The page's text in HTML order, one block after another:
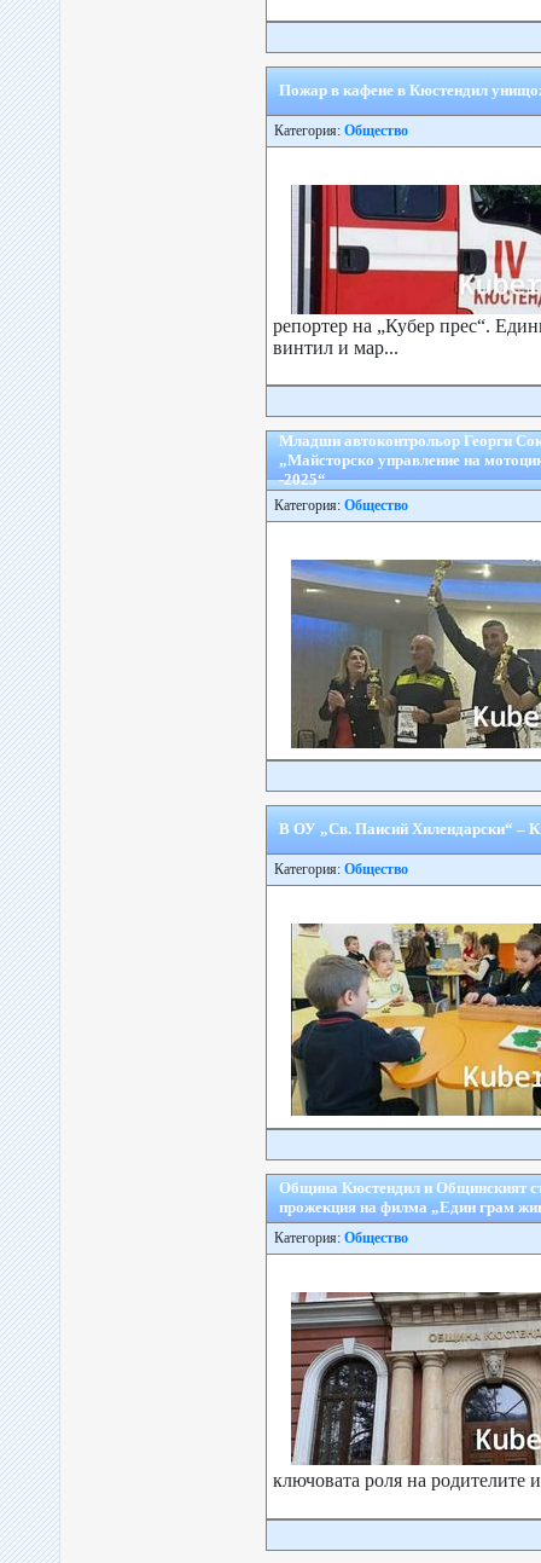
Пожар в кафене в Кюстендил
Категория: Общество
репортер на „Кубер прес“.
винтил и мар...
Младши автоконтрольор Георги
„Майсторско управление на
-2025“
Категория: Общество
В ОУ „Св. Паисий Хилендарски“ –
Категория: Общество
Община Кюстендил и Общинският
прожекция на филма „Един грам
Категория: Общество
ключовата роля на родителите